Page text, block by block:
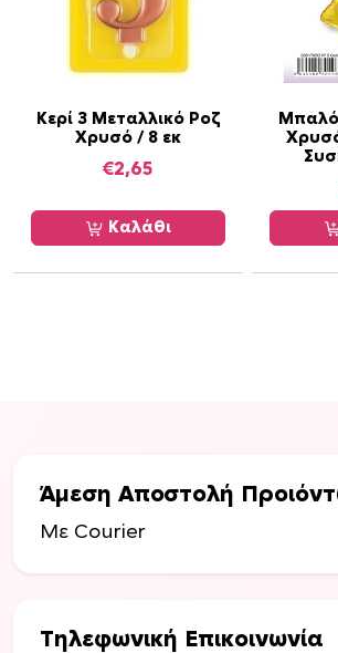
Κερί 3 Μεταλλικό Ροζ
Χρυσό / 8 εκ
€2,65
Καλάθι
Άμεση Αποστολή
Με Courier
Τηλεφωνική Επικοινωνία